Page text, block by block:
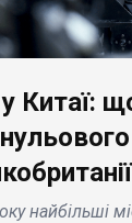
Китаї:
найбільші